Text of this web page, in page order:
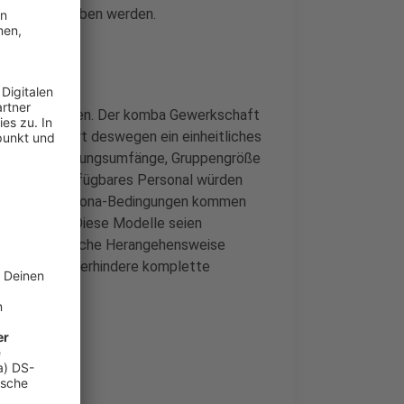
vergeben werden.
Der komba Gewerkschaft
fordert deswegen ein einheitliches
Betreuungsumfänge, Gruppengröße
und verfügbares Personal würden
unter Corona-Bedingungen kommen
Diese Modelle seien
Eine solche Herangehensweise
sicher und verhindere komplette